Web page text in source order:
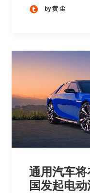
by 黄 尘
通用汽车
国发起电